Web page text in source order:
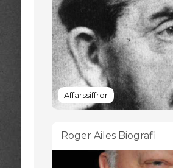
Affärssiffror
Roger Ailes Biografi